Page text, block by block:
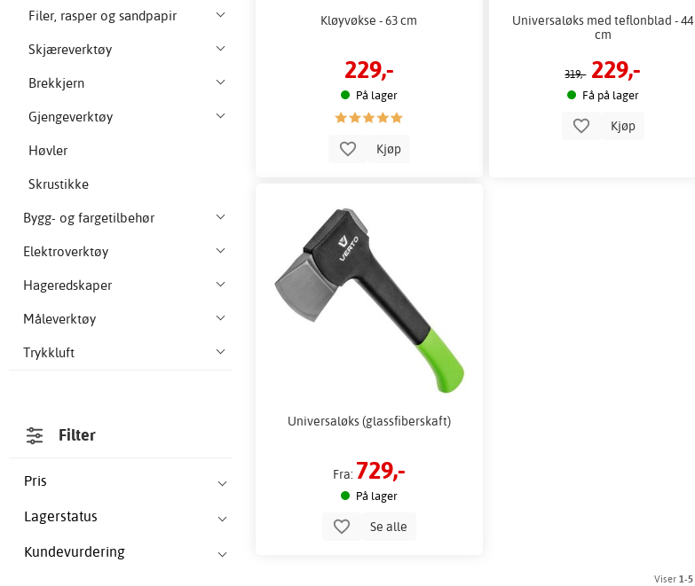
Filer, rasper og sandpapir
Skjæreverktøy
Brekkjern
Gjengeverktøy
Høvler
Skrustikke
Bygg- og fargetilbehør
Elektroverktøy
Hageredskaper
Måleverktøy
Trykkluft
Filter
Pris
Lagerstatus
Kundevurdering
Kløyvøkse - 63 cm
229,-
På lager
Kjøp
Universaløks med teflonblad - 44
cm
319,- 229,-
Få på lager
Kjøp
Universaløks (glassfiberskaft)
Fra: 729,-
På lager
Se alle
Viser1-5